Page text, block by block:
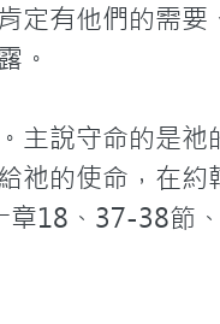
定有他們的需要
。
主說守命的是祂
祂的使命，在約
章18、37-38節